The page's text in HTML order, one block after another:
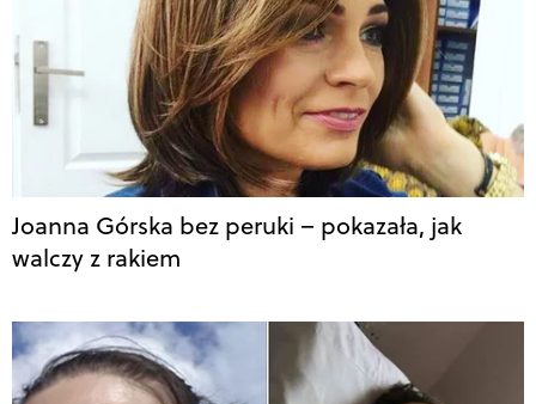
Joanna Górska bez peruki – pokazała, jak
walczy z rakiem